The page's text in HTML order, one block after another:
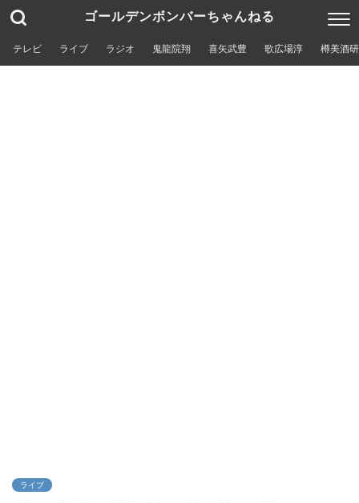
ゴールデンボンバーちゃんねる
テレビ ライブ ラジオ 鬼龍院翔 喜矢武豊 歌広場淳 樽美酒
ライブ